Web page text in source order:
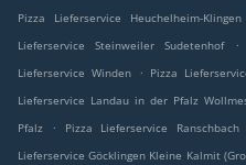
Pizza Lieferservice Heuchelheim-Klingen
Lieferservice Steinweiler Sudetenhof
.
Lieferservice Winden
. Pizza
Lieferservice Landau in der Pfalz
Pfalz
. Pizza Lieferservice Ranschbach
Lieferservice Göcklingen Kleine Kalmit